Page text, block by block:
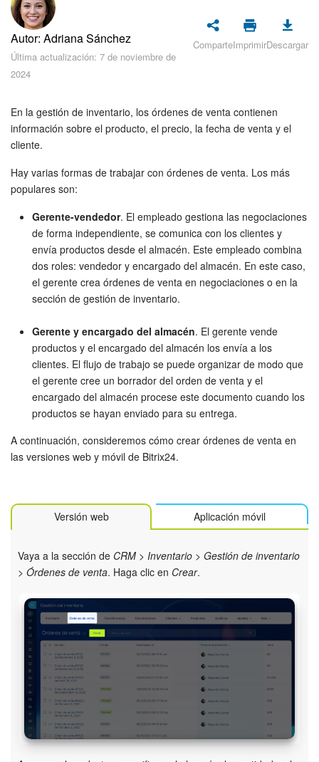
Seguridad
Planes y pagos
Feed
Collabs
Calendario
Bitrix24 Drive
Webmail
Tareas
Proyectos con IA
CoPilot - IA en Bitrix24
CRM
Sales center
CRM Analytics
BI Builder
Bitrix24 Market
Sitios web
Tienda Online
Autor: Adriana Sánchez
Última actualización: 7 de noviembre de
2024
ComparteImprimirDescargar
En la gestión de inventario, los órdenes de venta contienen
información sobre el producto, el precio, la fecha de venta y el
cliente.
Hay varias formas de trabajar con órdenes de venta. Los más
populares son:
Gerente-vendedor. El empleado gestiona las negociaciones
de forma independiente, se comunica con los clientes y
envía productos desde el almacén. Este empleado combina
dos roles: vendedor y encargado del almacén. En este caso,
el gerente crea órdenes de venta en negociaciones o en la
sección de gestión de inventario.
Gerente y encargado del almacén. El gerente vende
productos y el encargado del almacén los envía a los
clientes. El flujo de trabajo se puede organizar de modo que
el gerente cree un borrador del orden de venta y el
encargado del almacén procese este documento cuando los
productos se hayan enviado para su entrega.
A continuación, consideremos cómo crear órdenes de venta en
las versiones web y móvil de Bitrix24.
Versión web Aplicación móvil
Vaya a la sección de CRM > Inventario > Gestión de inventario
> Órdenes de venta. Haga clic en Crear.